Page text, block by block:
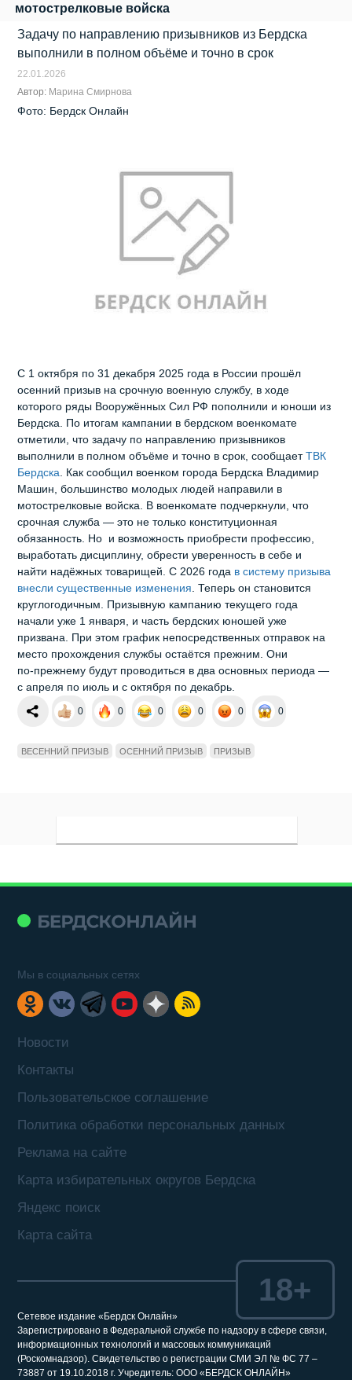
мотострелковые войска
Задачу по направлению призывников из Бердска
выполнили в полном объёме и точно в срок
22.01.2026
Автор: Марина Смирнова
Фото: Бердск Онлайн
С 1 октября по 31 декабря 2025 года в России прошёл
осенний призыв на срочную военную службу, в ходе
которого ряды Вооружённых Сил РФ пополнили и юноши из
Бердска. По итогам кампании в бердском военкомате
отметили, что задачу по направлению призывников
выполнили в полном объёме и точно в срок, сообщаетТВК
Бердска. Как сообщил военком города Бердска Владимир
Машин, большинство молодых людей направили в
мотострелковые войска. В военкомате подчеркнули, что
срочная служба — это не только конституционная
обязанность. Но и возможность приобрести профессию,
выработать дисциплину, обрести уверенность в себе и
найти надёжных товарищей. С 2026 года в систему призыва
внесли существенные изменения. Теперь он становится
круглогодичным. Призывную кампанию текущего года
начали уже 1 января, и часть бердских юношей уже
призвана. При этом график непосредственных отправок на
место прохождения службы остаётся прежним. Они
по‑прежнему будут проводиться в два основных периода —
с апреля по июль и с октября по декабрь.
0 0 0 0 0 0
ВЕСЕННИЙ ПРИЗЫВ ОСЕННИЙ ПРИЗЫВ ПРИЗЫВ
Новости
Контакты
Пользовательское соглашение
Политика обработки персональных данных
Реклама на сайте
Карта избирательных округов Бердска
Яндекс поиск
Карта сайта
Мы в социальных сетях
Сетевое издание «Бердск Онлайн»
Зарегистрировано в Федеральной службе по надзору в сфере связи,
информационных технологий и массовых коммуникаций
(Роскомнадзор). Свидетельство о регистрации СМИ ЭЛ № ФС 77 –
73887 от 19.10.2018 г. Учредитель: ООО «БЕРДСК ОНЛАЙН»
18+